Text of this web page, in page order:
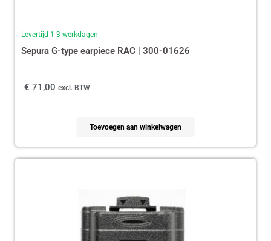
Levertijd 1-3 werkdagen
Sepura G-type earpiece RAC | 300-01626
€ 71,00 excl. BTW
Toevoegen aan winkelwagen